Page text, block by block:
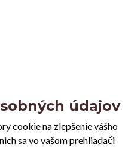
údajov
cookie na zlepšenie vášho
sa vo vašom prehliadači